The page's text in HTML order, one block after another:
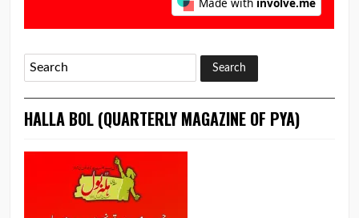
HALLA BOL (QUARTERLY MAGAZINE OF PYA)